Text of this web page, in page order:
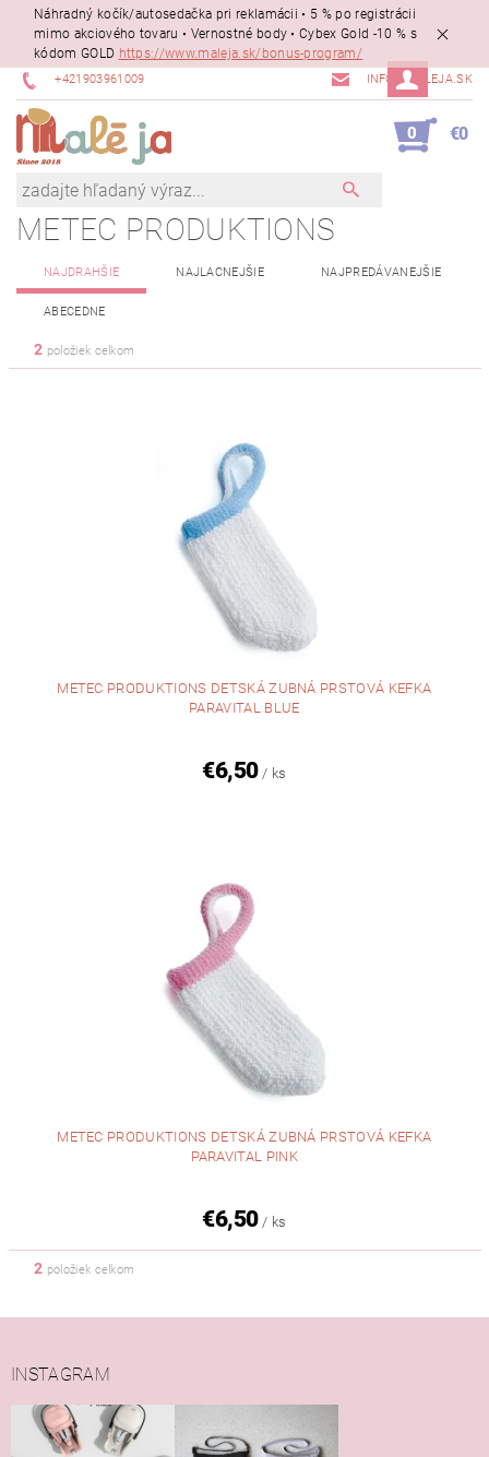
Náhradný kočík/autosedačka pri reklamácii • 5 % po registrácii
mimo akciového tovaru • Vernostné body • Cybex Gold -10 % s
kódom GOLD https://www.maleja.sk/bonus-program/
+421903961009 INFO@MALEJA.SK
0 €0
METEC PRODUKTIONS
NAJDRAHŠIE NAJLACNEJŠIE NAJPREDÁVANEJŠIE
ABECEDNE
2 položiek celkom
METEC PRODUKTIONS DETSKÁ ZUBNÁ PRSTOVÁ KEFKA
PARAVITAL BLUE
€6,50 / ks
METEC PRODUKTIONS DETSKÁ ZUBNÁ PRSTOVÁ KEFKA
PARAVITAL PINK
€6,50 / ks
2 položiek celkom
INSTAGRAM